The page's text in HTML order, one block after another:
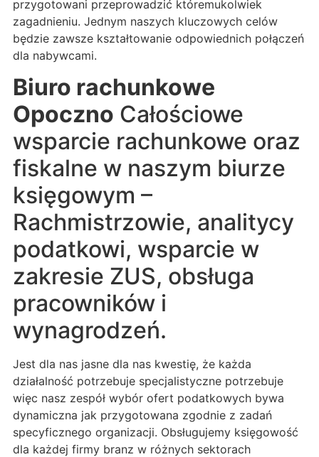
przygotowani przeprowadzić któremukolwiek
zagadnieniu. Jednym naszych kluczowych celów
będzie zawsze kształtowanie odpowiednich połączeń
dla nabywcami.
Biuro rachunkowe
Opoczno Całościowe
wsparcie rachunkowe oraz
fiskalne w naszym biurze
księgowym –
Rachmistrzowie, analitycy
podatkowi, wsparcie w
zakresie ZUS, obsługa
pracowników i
wynagrodzeń.
Jest dla nas jasne dla nas kwestię, że każda
działalność potrzebuje specjalistyczne potrzebuje
więc nasz zespół wybór ofert podatkowych bywa
dynamiczna jak przygotowana zgodnie z zadań
specyficznego organizacji. Obsługujemy księgowość
dla każdej firmy branz w różnych sektorach